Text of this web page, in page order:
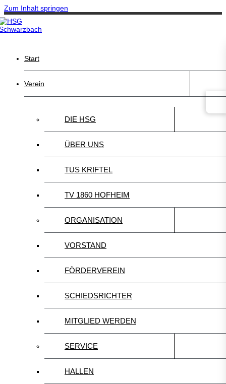
Zum Inhalt springen
Start
Verein
DIE HSG
ÜBER UNS
TUS KRIFTEL
TV 1860 HOFHEIM
ORGANISATION
VORSTAND
FÖRDERVEREIN
SCHIEDSRICHTER
MITGLIED WERDEN
SERVICE
HALLEN